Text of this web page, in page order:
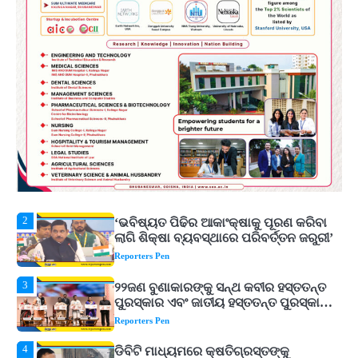
ଓଡ଼ିଶା ଫୁଡ୍ ପ୍ରୋ ୨୦୨୬ : ୪୩,୪୩୭ କୋଟି
ଟଙ୍କାର ନିବେଶ ପ୍ରସ୍ତାବ ହାସଲ
Reporters Pen
ଘରର ବାସ୍ତୁଦୋଷ ଦୂର କରିବ ଲିଲି ଫୁଲ!
Reporters Pen
2
‘ଭବିଷ୍ୟତ ପିଢିର ଆକାଂକ୍ଷାକୁ ପୂରଣ କରିବା
ଲାଗି ଶିକ୍ଷା ବ୍ୟବସ୍ଥାରେ ପରିବର୍ତ୍ତନ ଜରୁରୀ’
Reporters Pen
3
୨୨ଜଣ ବୁଣାକାରଙ୍କୁ ସନ୍ଥ କବୀର ହସ୍ତତନ୍ତ
ପୁରସ୍କାର ଏବଂ ଜାତୀୟ ହସ୍ତତନ୍ତ ପୁରସ୍କାର
ପ୍ରଦାନ, ଓଡ଼ିଶାରୁ ୨ ଜଣଙ୍କୁ ମିଳିଲା
Reporters Pen
4
ଡିବିଟି ମାଧ୍ୟମରେ କ୍ଷତିଗ୍ରସ୍ତଙ୍କୁ
କ୍ଷତିପୂରଣ ଦେବାକୁ ରାଜସ୍ୱ ମନ୍ତ୍ରୀଙ୍କ
ନିର୍ଦ୍ଦେଶ
Reporters Pen
5
ଓଡ଼ିଶା ଫୁଡ୍ ପ୍ରୋ ୨୦୨୬ : ୪୩,୪୩୭ କୋଟି